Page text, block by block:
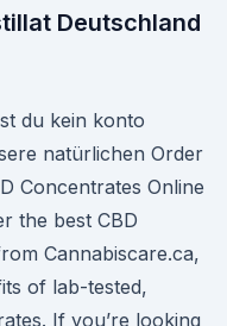
Deutschland
du kein konto
natürlichen Order
Concentrates Online
the best CBD
Cannabiscare.ca,
of lab-tested,
If you’re looking